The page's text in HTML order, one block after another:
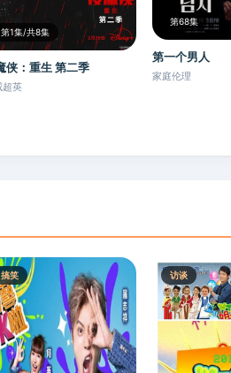
第1集/共8集
侠：重生 第二季
超英
第68集
第一个男人
家庭伦理
搞笑 访谈